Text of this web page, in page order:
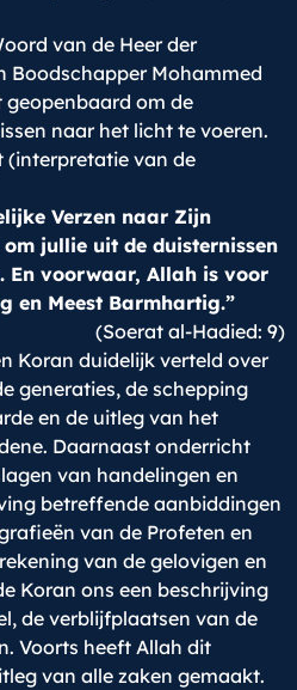
van de Heer der
Boodschapper Mohammed
geopenbaard om de
naar het licht te voeren.
(interpretatie van de
Verzen naar Zijn
jullie uit de duisternissen
En voorwaar, Allah is voor
en Meest Barmhartig.”
(Soerat al-Hadied: 9)
Koran duidelijk verteld over
generaties, de schepping
en de uitleg van het
Daarnaast onderricht
van handelingen en
betreffende aanbiddingen
van de Profeten en
van de gelovigen en
Koran ons een beschrijving
de verblijfplaatsen van de
Voorts heeft Allah dit
van alle zaken gemaakt.